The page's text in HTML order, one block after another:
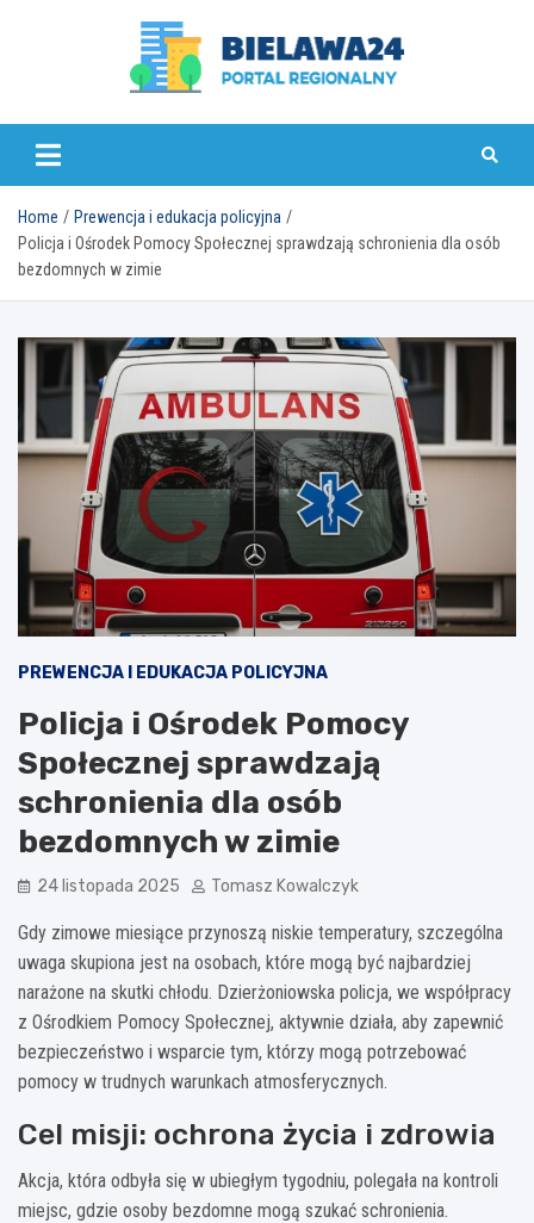
bielawa24.pl
Home
Prewencja i edukacja policyjna
Policja i Ośrodek Pomocy Społecznej sprawdzają schronienia dla osób
bezdomnych w zimie
PREWENCJA I EDUKACJA POLICYJNA
Policja i Ośrodek Pomocy
Społecznej sprawdzają
schronienia dla osób
bezdomnych w zimie
24 listopada 2025 Tomasz Kowalczyk
Gdy zimowe miesiące przynoszą niskie temperatury, szczególna
uwaga skupiona jest na osobach, które mogą być najbardziej
narażone na skutki chłodu. Dzierżoniowska policja, we współpracy
z Ośrodkiem Pomocy Społecznej, aktywnie działa, aby zapewnić
bezpieczeństwo i wsparcie tym, którzy mogą potrzebować
pomocy w trudnych warunkach atmosferycznych.
Cel misji: ochrona życia i zdrowia
Akcja, która odbyła się w ubiegłym tygodniu, polegała na kontroli
miejsc, gdzie osoby bezdomne mogą szukać schronienia.